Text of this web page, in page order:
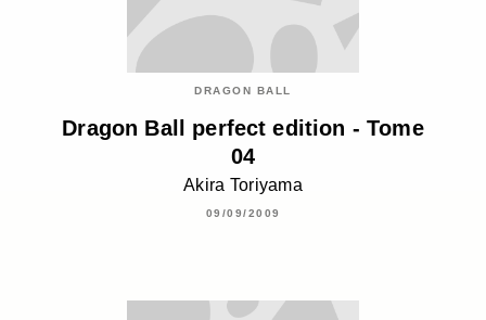
DRAGON BALL
Dragon Ball perfect edition - Tome
04
Akira Toriyama
09/09/2009